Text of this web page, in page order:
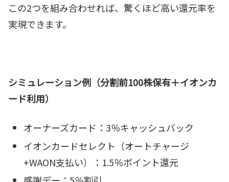
この2つを組み合わせれば、驚くほど高い還元率を
実現できます。
シミュレーション例（分割前100株保有＋イオンカ
ード利用）
オーナーズカード：3％キャッシュバック
イオンカードセレクト（オートチャージ
+WAON支払い）：1.5％ポイント還元